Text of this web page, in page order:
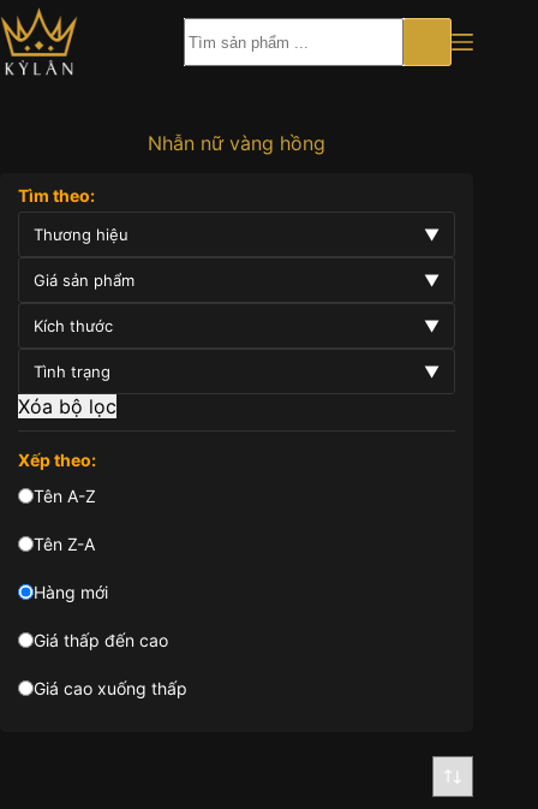
Chuyển
đến
phần
nội
Nhẫn nữ vàng hồng
Tìm theo:
Thương hiệu ▼
Giá sản phẩm ▼
Kích thước ▼
Tình trạng ▼
Xóa bộ lọc
Xếp theo:
Tên A-Z
Tên Z-A
Hàng mới
Giá thấp đến cao
Giá cao xuống thấp